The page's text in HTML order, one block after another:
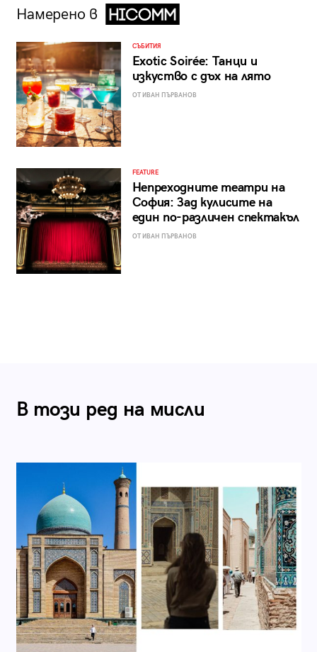
Намерено в
СЪБИТИЯ
Exotic Soirée: Танци и
изкуство с дъх на лято
ОТ ИВАН ПЪРВАНОВ
FEATURE
Непреходните театри на
София: Зад кулисите на
един по-различен спектакъл
ОТ ИВАН ПЪРВАНОВ
В този ред на мисли